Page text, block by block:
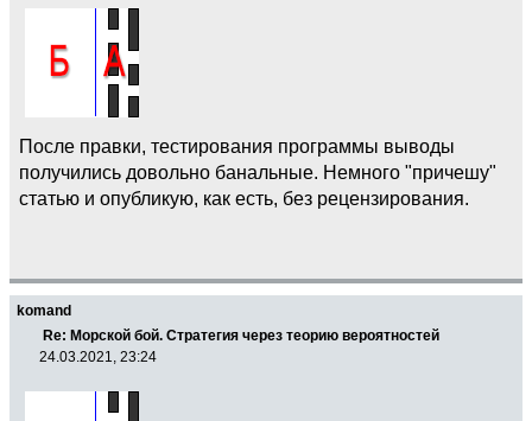
После правки, тестирования программы выводы
получились довольно банальные. Немного "причешу"
статью и опубликую, как есть, без рецензирования.
komand
Re: Морской бой. Стратегия через теорию вероятностей
24.03.2021, 23:24